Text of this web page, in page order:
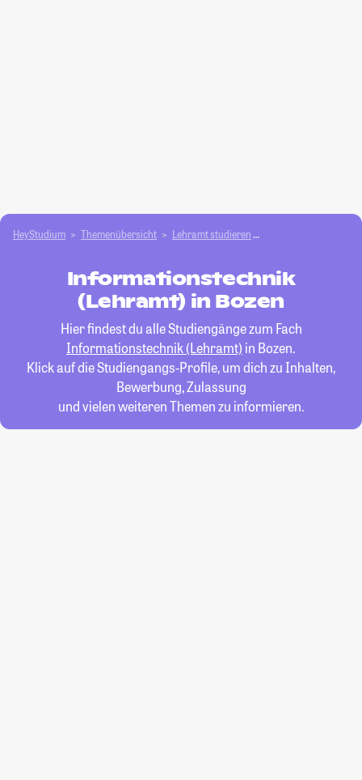
HeyStudium Themenübersicht Lehramt studieren
Informationstechnik
(Lehramt) in Bozen
Hier findest du alle Studiengänge zum Fach
Informationstechnik (Lehramt) in Bozen.
Klick auf die Studiengangs-Profile, um dich zu Inhalten,
Bewerbung, Zulassung
und vielen weiteren Themen zu informieren.